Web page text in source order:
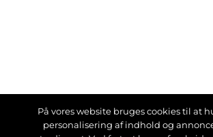
På vores website bruges cookies til at
personalisering af indhold og